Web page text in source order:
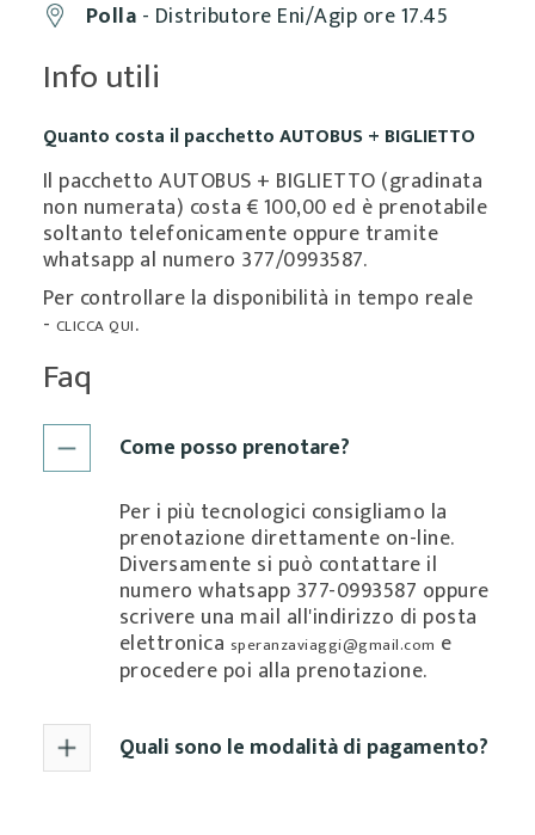
Polla - Distributore Eni/Agip ore 17.45
Info utili
Quanto costa il pacchetto AUTOBUS + BIGLIETTO
Il pacchetto AUTOBUS + BIGLIETTO (gradinata
non numerata) costa € 100,00 ed è prenotabile
soltanto telefonicamente oppure tramite
whatsapp al numero 377/0993587.
Per controllare la disponibilità in tempo reale
- CLICCA QUI.
Faq
Come posso prenotare?
Per i più tecnologici consigliamo la
prenotazione direttamente on-line.
Diversamente si può contattare il
numero whatsapp 377-0993587 oppure
scrivere una mail all'indirizzo di posta
elettronica speranzaviaggi@gmail.com e
procedere poi alla prenotazione.
Quali sono le modalità di pagamento?